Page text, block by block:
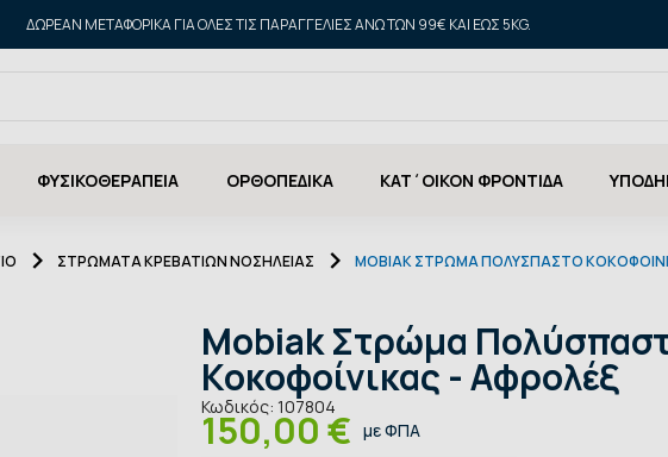
ΔΩΡΕΑΝ ΜΕΤΑΦΟΡΙΚΑ ΓΙΑ ΌΛΕΣ ΤΙΣ ΠΑΡΑΓΓΕΛΊΕΣ ΆΝΩ ΤΩΝ 99€ ΚΑΙ ΈΩΣ 5KG.
ΦΥΣΙΚΟΘΕΡΑΠΕΙΑ ΟΡΘΟΠΕΔΙΚΑ ΚΑΤ΄ΟΙΚΟΝ ΦΡΟΝΤΙΔΑ
ΣΤΡΏΜΑΤΑ ΚΡΕΒΑΤΙΏΝ ΝΟΣΗΛΕΊΑΣ MOBIAK ΣΤΡΏΜΑ ΠΟΛΎΣΠΑΣΤΟ
Mobiak Στρώμα
Κοκοφοίνικας - Αφρολέξ
Κωδικός: 107804
150,00 € με ΦΠΑ